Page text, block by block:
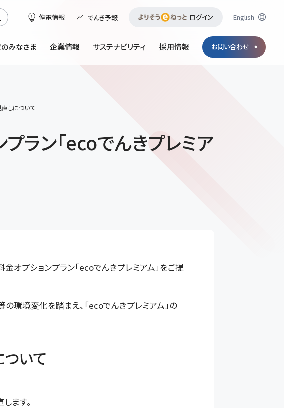
English
停電情報 でんき予報 ログイン
みなさま 企業情報 サステナビリティ 採用情報 お問い合わせ
しについて
ラン「ecoでんきプレミア
プションプラン「ecoでんきプレミアム」をご提
環境変化を踏まえ、「ecoでんきプレミアム」の
ついて
ます。